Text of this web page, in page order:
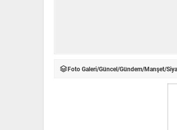
Foto Galeri/Güncel/Gündem/Manşet/